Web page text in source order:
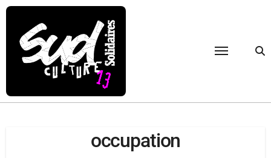
Passer
contenu
occupation